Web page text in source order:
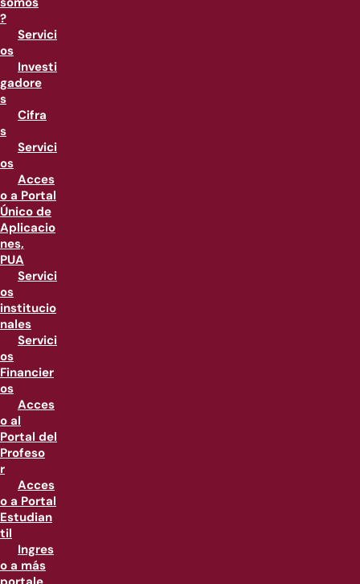
?
Servici
os
Investi
gadore
s
Cifra
s
Servici
os
Acces
o a Portal
Único de
Aplicacio
nes,
PUA
Servici
os
institucio
nales
Servici
os
Financier
os
Acces
o al
Portal del
Profeso
r
Acces
o a Portal
Estudian
til
Ingres
o a más